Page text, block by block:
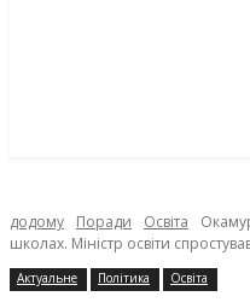
додому Поради Освіта
школах. Міністр освіти
Актуальне Політика Освіта